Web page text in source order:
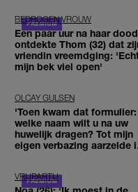
BEDROGEN VROUW
Een paar uur na haar dood
ontdekte Thom (32) dat
vriendin vreemdging:
mijn bek viel open'
OLCAY GULSEN
'Toen kwam dat formulier:
welke naam wilt u na uw
huwelijk dragen? Tot mijn
eigen verbazing aarzelde
VRIJPARTIJ